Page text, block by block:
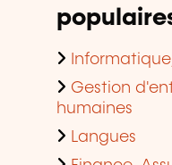
Gestion
humaines
Langues